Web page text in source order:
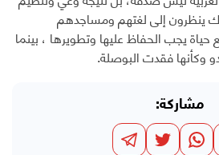
ينظرون إلى لغتهم ومساجدهم
يجب الحفاظ عليها وتطويرها ، بينما
وكأنها فقدت البوصلة.
مشاركة: